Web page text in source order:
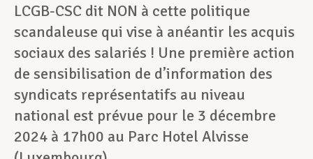
LCGB-CSC dit NON à cette politique
scandaleuse qui vise à anéantir les acquis
sociaux des salariés ! Une première action
de sensibilisation de d’information des
syndicats représentatifs au niveau
national est prévue pour le 3 décembre
2024 à 17h00 au Parc Hotel Alvisse